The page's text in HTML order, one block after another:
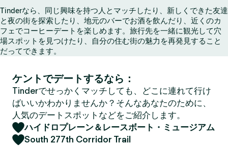
Tinderなら、同じ興味を持つ人とマッチしたり、新しくできた友達
と夜の街を探索したり、地元のバーでお酒を飲んだり、近くのカ
フェでコーヒーデートを楽しめます。旅行先を一緒に観光して穴
場スポットを見つけたり、自分の住む街の魅力を再発見すること
だってできます。
ケントでデートするなら：
Tinderでせっかくマッチしても、どこに連れて行け
ばいいかわかりませんか？そんなあなたのために、
人気のデートスポットなどをご紹介します。
ハイドロプレーン＆レースボート・ミュージアム
South 277th Corridor Trail